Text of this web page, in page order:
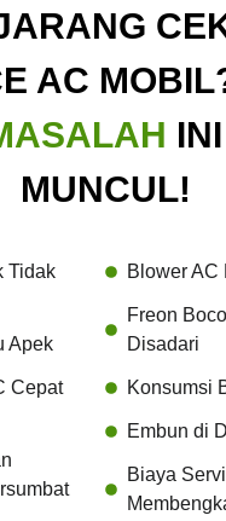
AC
MUNCUL!
Tidak
Apek
Cepat
Blower AC
Freon
Disadari
Konsumsi
Embun di
Biaya